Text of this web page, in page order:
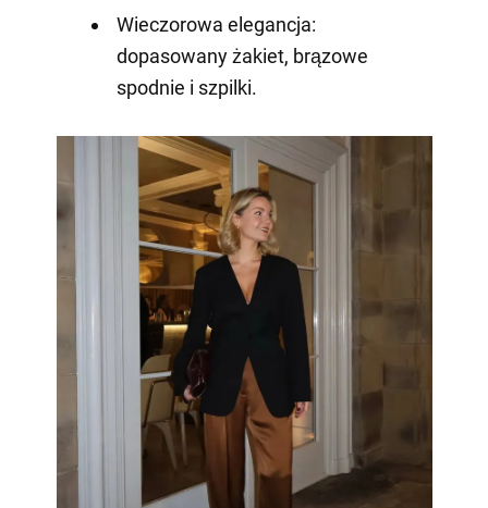
Wieczorowa elegancja:
dopasowany żakiet, brązowe
spodnie i szpilki.